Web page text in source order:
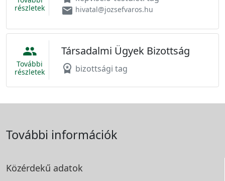
részletek
email hivatal@jozsefvaros.hu
people
További
részletek
Társadalmi Ügyek Bizottság
workspace_premium bizottsági tag
További információk
Közérdekű adatok